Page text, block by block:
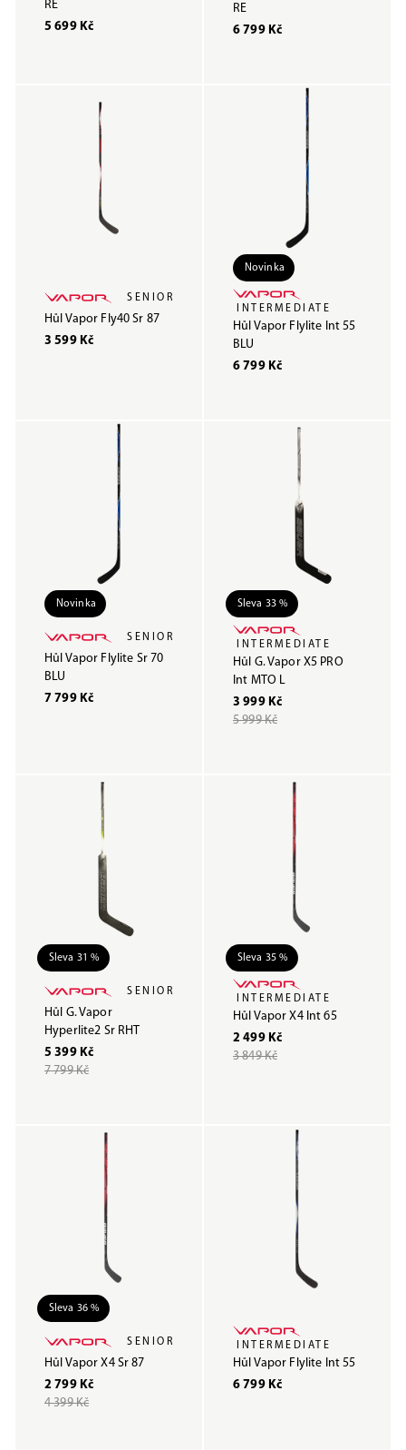
RE
5 699 Kč
RE
6 799 Kč
SENIOR
Hůl Vapor Fly40 Sr 87
3 599 Kč
Novinka
INTERMEDIATE
Hůl Vapor Flylite Int 55
BLU
6 799 Kč
Novinka
SENIOR
Hůl Vapor Flylite Sr 70
BLU
7 799 Kč
Sleva 33 %
INTERMEDIATE
Hůl G. Vapor X5 PRO
Int MTO L
3 999 Kč
5 999 Kč
Sleva 31 %
SENIOR
Hůl G. Vapor
Hyperlite2 Sr RHT
5 399 Kč
7 799 Kč
Sleva 35 %
INTERMEDIATE
Hůl Vapor X4 Int 65
2 499 Kč
3 849 Kč
Sleva 36 %
SENIOR
Hůl Vapor X4 Sr 87
2 799 Kč
4 399 Kč
INTERMEDIATE
Hůl Vapor Flylite Int 55
6 799 Kč